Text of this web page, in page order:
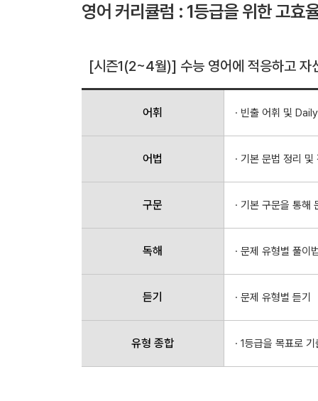
영어 커리큘럼 : 1등급을 위한 고효
[시즌1(2~4월)] 수능 영어에 적응하고 자
어휘 · 빈출 어휘 및
어법 · 기본 문법 정리 및
구문 · 기본 구문을 통해
독해 · 문제 유형별 풀이
듣기 · 문제 유형별 듣기
유형 종합 · 1등급을 목표로